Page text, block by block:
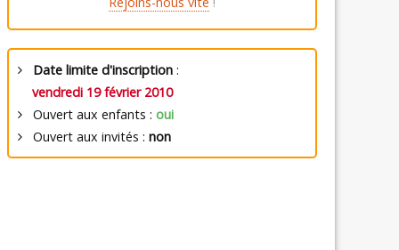
Date limite d'inscription:
vendredi 19 février 2010
Ouvert aux enfants : oui
Ouvert aux invités : non